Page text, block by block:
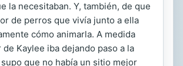
la necesitaban. Y, también, de que
de perros que vivía junto a ella
cómo animarla. A medida
Kaylee iba dejando paso a la
que no había un sitio mejor